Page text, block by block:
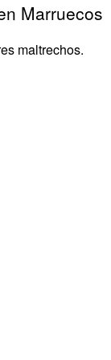
Marruecos
maltrechos.